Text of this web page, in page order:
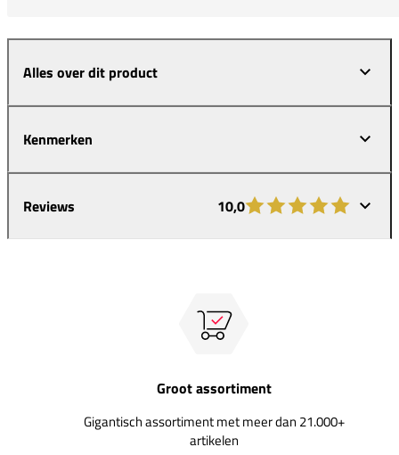
Alles over dit product
Kenmerken
Reviews 10,0
Groot assortiment
Gigantisch assortiment met meer dan 21.000+
artikelen